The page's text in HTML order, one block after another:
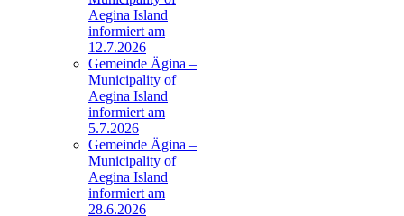
Aegina Island
informiert am
12.7.2026
Gemeinde Ägina –
Municipality of
Aegina Island
informiert am
5.7.2026
Gemeinde Ägina –
Municipality of
Aegina Island
informiert am
28.6.2026